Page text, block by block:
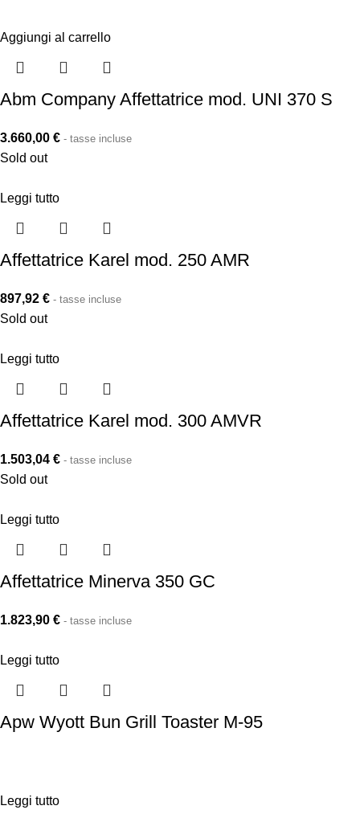
Aggiungi al carrello
Abm Company Affettatrice mod. UNI 370 S
3.660,00€ - tasse incluse
Sold out
Leggi tutto
Affettatrice Karel mod. 250 AMR
897,92€ - tasse incluse
Sold out
Leggi tutto
Affettatrice Karel mod. 300 AMVR
1.503,04€ - tasse incluse
Sold out
Leggi tutto
Affettatrice Minerva 350 GC
1.823,90€ - tasse incluse
Leggi tutto
Apw Wyott Bun Grill Toaster M-95
Leggi tutto